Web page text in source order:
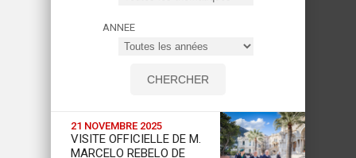
ANNEE
21 NOVEMBRE 2025
VISITE OFFICIELLE DE M.
MARCELO REBELO DE